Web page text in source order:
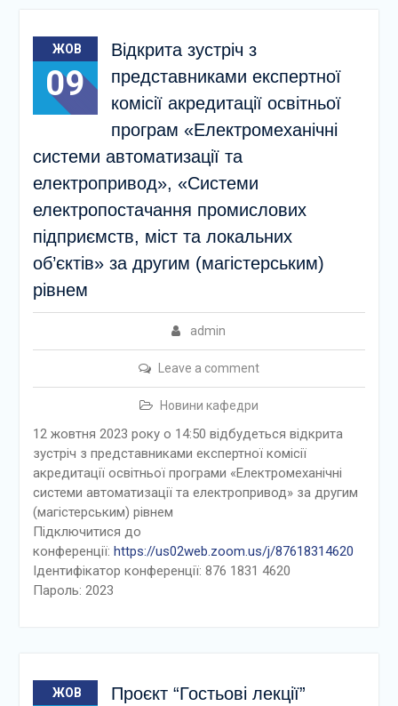
ЖОВ
09
Відкрита зустріч з
представниками експертної
комісії акредитації освітньої
програм «Електромеханічні
системи автоматизації та
електропривод», «Системи
електропостачання промислових
підприємств, міст та локальних
об’єктів» за другим (магістерським)
рівнем
admin
Leave a comment
Новини кафедри
12 жовтня 2023 року о 14:50 відбудеться відкрита
зустріч з представниками експертної комісії
акредитації освітньої програми «Електромеханічні
системи автоматизації та електропривод» за другим
(магістерським) рівнем
Підключитися до
конференції: https://us02web.zoom.us/j/87618314620
Ідентифікатор конференції: 876 1831 4620
Пароль: 2023
ЖОВ
Проєкт “Гостьові лекції”